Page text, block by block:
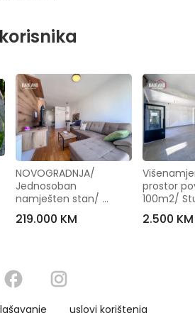
NOVOGRADNJA/
Jednosoban
namješten stan/
Otoka
219.000 KM
prostor
100m2/
2.500 KM
uslovi korištenja